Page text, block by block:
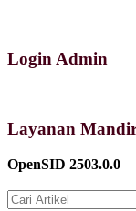
Login Admin
Layanan
OpenSID 2503.0.0